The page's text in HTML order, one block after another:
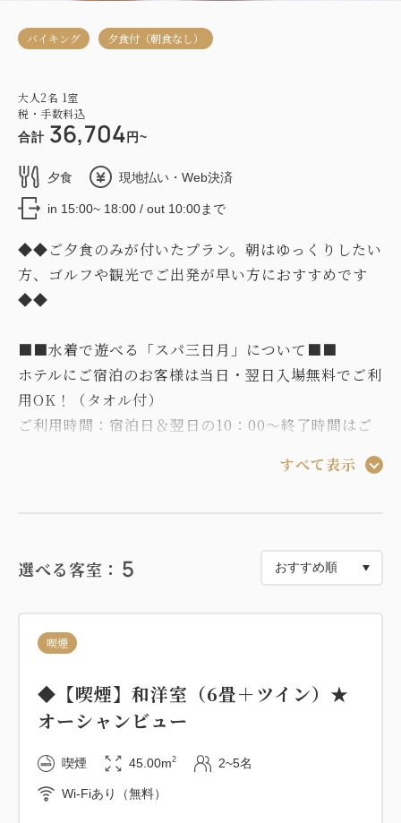
バイキング 夕食付（朝食なし）
大人2名 1室
税・手数料込
合計 36,704 円~
夕食 現地払い・Web決済
in 15:00~ 18:00 / out 10:00まで
◆◆ご夕食のみが付いたプラン。朝はゆっくりしたい
方、ゴルフや観光でご出発が早い方におすすめです
◆◆
■■水着で遊べる「スパ三日月」について■■
ホテルにご宿泊のお客様は当日・翌日入場無料でご利
用OK！（タオル付）
ご利用時間：宿泊日＆翌日の10：00～終了時間はご
※夏季期間のチェックアウト日にご利用される場合、
※やむを得ずご宿泊日の翌日が休館となった場合、チ
ェックアウト日のスパ三日月(プール施設)のご利用が
■お食事のご案内■
じゅ～っと焼き上げるステーキ、吟味したネタを使っ
たお寿司、あつあつの天麩羅などご堪能下さい。
夕食時飲み放題付！ビール・サワーなどのアルコー
ル、ソフトドリンクもご用意しております。
チェックイン時に当館からご指定するご夕食時間内で
すべて表示
選べる客室： 5
喫煙
◆【喫煙】和洋室（6畳＋ツイン）★
オーシャンビュー
喫煙 45.00m2 2~5名
Wi-Fiあり（無料）